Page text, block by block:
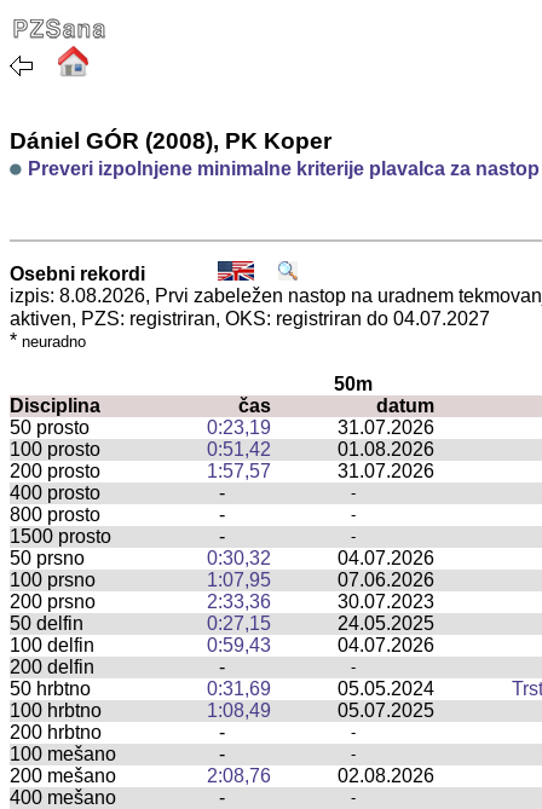
Dániel GÓR (2008), PK Koper
Preveri izpolnjene minimalne kriterije plavalca za
Osebni rekordi
izpis: 8.08.2026, Prvi zabeležen nastop na uradnem
aktiven, PZS: registriran, OKS: registriran do 04.07.2027
* neuradno
50m
Disciplina
čas
datum
50 prosto
0:23,19
31.07.2026
100 prosto
0:51,42
01.08.2026
200 prosto
1:57,57
31.07.2026
400 prosto
- -
800 prosto - -
1500 prosto - -
50 prsno 0:30,32
04.07.2026
100 prsno
1:07,95
07.06.2026
200 prsno
2:33,36
30.07.2023
50 delfin
0:27,15
24.05.2025
100 delfin
0:59,43
04.07.2026
200 delfin
- -
50 hrbtno 0:31,69 05.05.2024
100 hrbtno
1:08,49
05.07.2025
200 hrbtno
- -
100 mešano - -
200 mešano 2:08,76
02.08.2026
400 mešano
- -